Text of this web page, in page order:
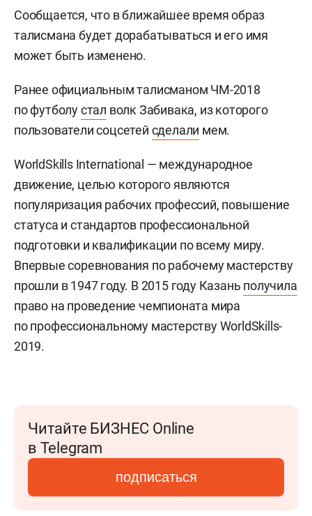
Сообщается, что в ближайшее время образ
талисмана будет дорабатываться и его имя
может быть изменено.
Ранее официальным талисманом ЧМ-2018
по футболустал волк Забивака, из которого
пользователи соцсетей сделали мем.
WorldSkills International — международное
движение, целью которого являются
популяризация рабочих профессий, повышение
статуса и стандартов профессиональной
подготовки и квалификации по всему миру.
Впервые соревнования по рабочему мастерству
прошли в 1947 году. В 2015 году Казань получила
право на проведение чемпионата мира
по профессиональному мастерству WorldSkills-
2019.
Читайте БИЗНЕС Online
в Telegram
подписаться